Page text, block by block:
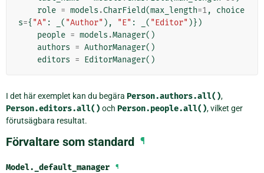
role = models .CharField(max_length=1,
choice
s={ "A" : ( "Author" ), "E" : ( "Editor" )})
people = models .Manager()
authors = AuthorManager()
editors = EditorManager()
I det här exemplet kan du begära Person.authors.all(),
Person.editors.all() och Person.people.all(), vilket ger
förutsägbara resultat.
Förvaltare som standard ¶
Model. _default_manager ¶